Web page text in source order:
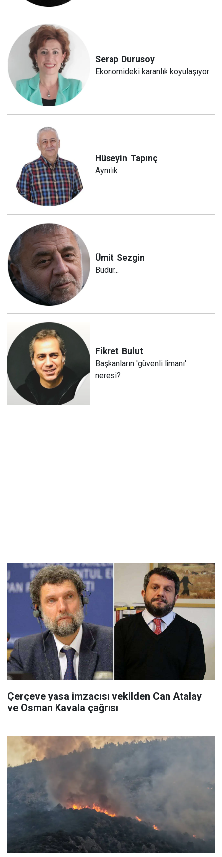
Serap Durusoy
Ekonomideki karanlık koyulaşıyor
Hüseyin Tapınç
Aynılık
Ümit Sezgin
Budur...
Fikret Bulut
Başkanların 'güvenli limanı'
neresi?
Çerçeve yasa imzacısı vekilden Can Atalay
ve Osman Kavala çağrısı